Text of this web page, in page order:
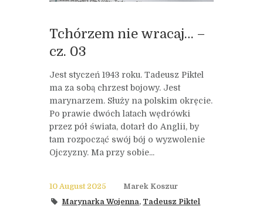
Tchórzem nie wracaj… –
cz. 03
Jest styczeń 1943 roku. Tadeusz Piktel
ma za sobą chrzest bojowy. Jest
marynarzem. Służy na polskim okręcie.
Po prawie dwóch latach wędrówki
przez pół świata, dotarł do Anglii, by
tam rozpocząć swój bój o wyzwolenie
Ojczyzny. Ma przy sobie...
10 August 2025
Marek Koszur
Marynarka Wojenna, Tadeusz Piktel